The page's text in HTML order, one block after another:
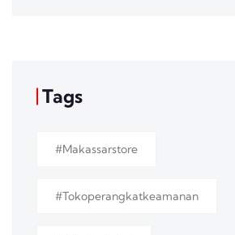
Tags
#makassarstore
#tokoperangkatkeamanan